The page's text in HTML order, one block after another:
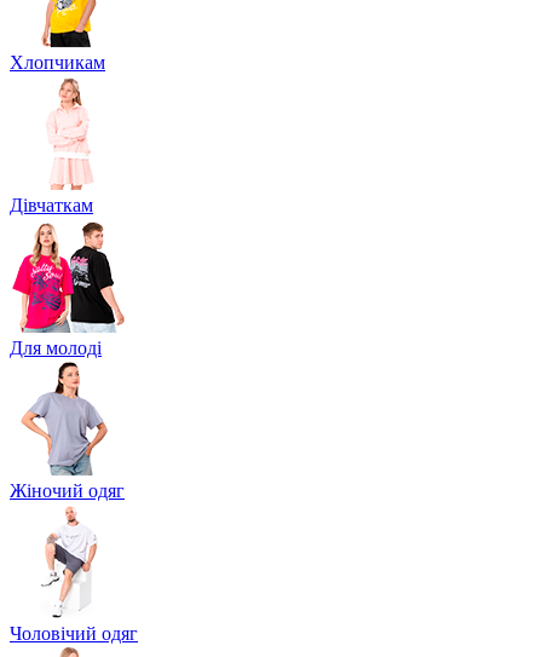
Хлопчикам
Дівчаткам
Для молоді
Жіночий одяг
Чоловічий одяг